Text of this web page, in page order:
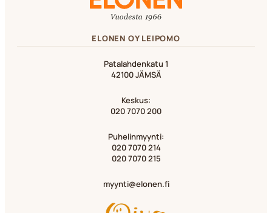
ELONEN OY LEIPOMO
Patalahdenkatu 1
42100 JÄMSÄ
Keskus:
020 7070 200
Puhelinmyynti:
020 7070 214
020 7070 215
myynti@elonen.fi